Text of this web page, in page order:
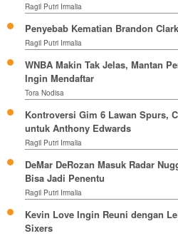
Ragil Putri Irmalia
Penyebab Kematian Brandon
Ragil Putri Irmalia
WNBA Makin Tak Jelas, Mantan
Ingin Mendaftar
Tora Nodisa
Kontroversi Gim 6 Lawan Spurs,
untuk Anthony Edwards
Ragil Putri Irmalia
DeMar DeRozan Masuk Radar
Bisa Jadi Penentu
Ragil Putri Irmalia
Kevin Love Ingin Reuni dengan
Sixers